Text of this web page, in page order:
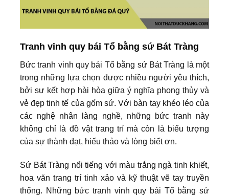
Tranh vinh quy bái Tổ bằng sứ Bát Tràng
Bức tranh vinh quy bái Tổ bằng sứ Bát Tràng là một
trong những lựa chọn được nhiều người yêu thích,
bởi sự kết hợp hài hòa giữa ý nghĩa phong thủy và
vẻ đẹp tinh tế của gốm sứ. Với bàn tay khéo léo của
các nghệ nhân làng nghề, những bức tranh này
không chỉ là đồ vật trang trí mà còn là biểu tượng
của sự thành đạt, hiếu thảo và lòng biết ơn.
Sứ Bát Tràng nổi tiếng với màu trắng ngà tinh khiết,
hoa văn trang trí tinh xảo và kỹ thuật vẽ tay truyền
thống. Những bức tranh vinh quy bái Tổ bằng sứ